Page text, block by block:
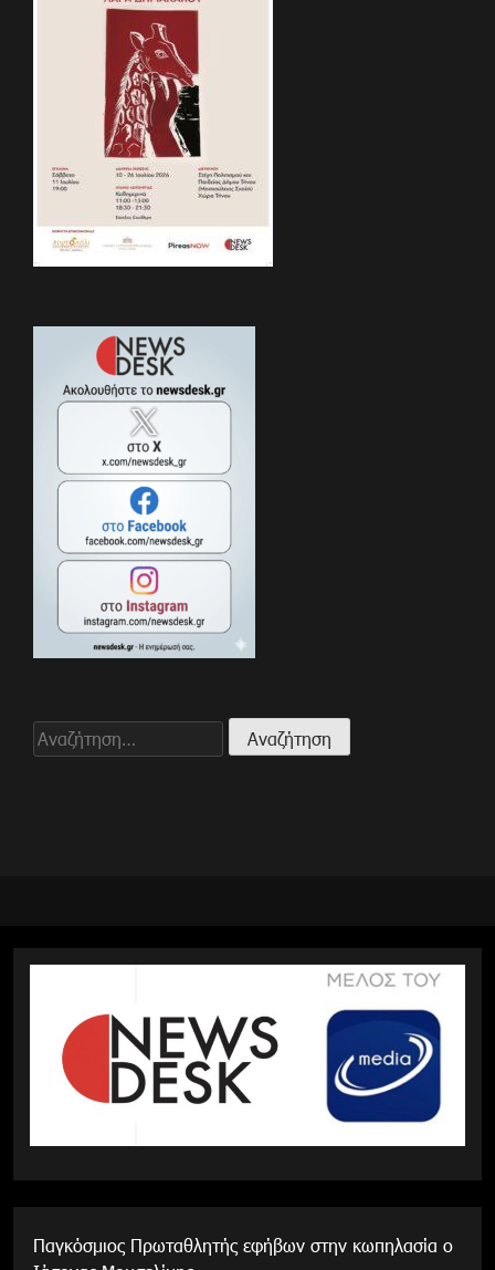
Αναζήτηση
για:
Παγκόσμιος Πρωταθλητής εφήβων στην κωπηλασία ο